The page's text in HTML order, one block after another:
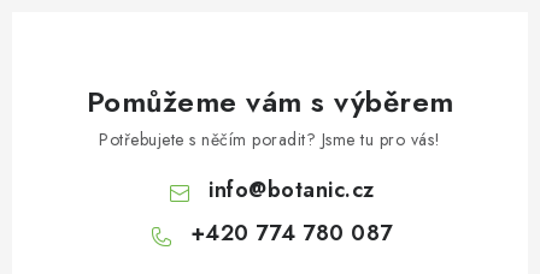
Pomůžeme vám s výběrem
Potřebujete s něčím poradit? Jsme tu pro vás!
info@botanic.cz
+420 774 780 087